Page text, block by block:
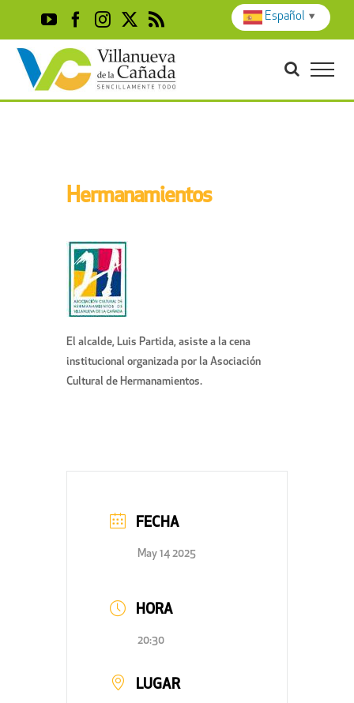
content
YouTubeFacebook
Instagram
X Rss
Hermanamientos
El alcalde, Luis Partida, asiste a la cena
institucional organizada por la Asociación
Cultural de Hermanamientos.
FECHA
May 14 2025
HORA
20:30
LUGAR
Español ▼